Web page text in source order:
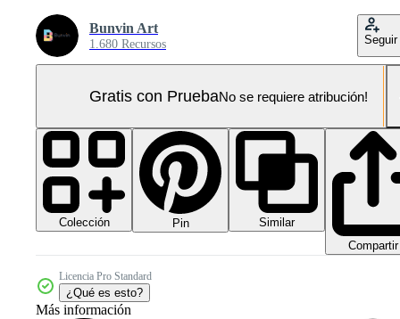
Bunvin Art
1.680 Recursos Seguir
Gratis con PruebaNo se requiere atribución!
Colección Pin
Similar
Compartir
Licencia Pro Standard
¿Qué es esto?
Más información